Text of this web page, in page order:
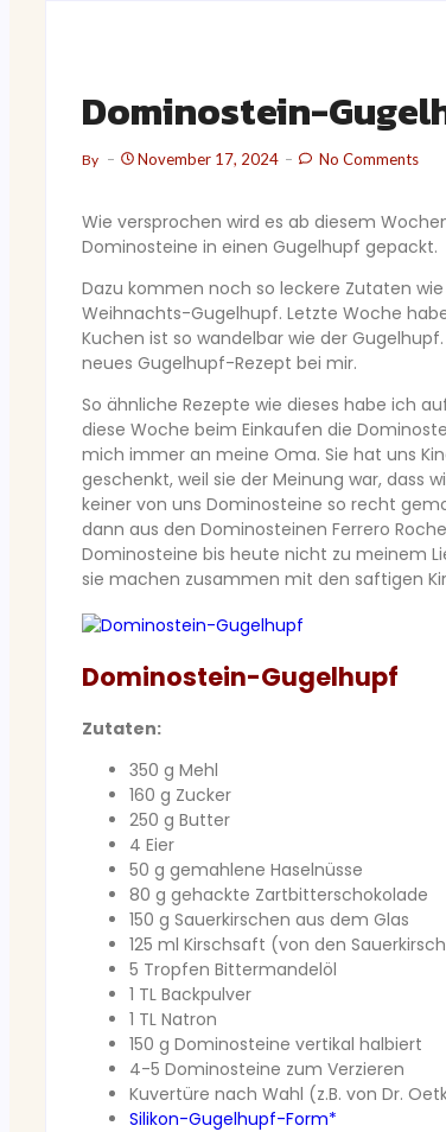
Dominostein-
By November 17, 2024 No Comments
Wie versprochen wird es ab diesem
Dominosteine in einen Gugelhupf gepackt.
Dazu kommen noch so leckere Zutaten
Weihnachts-Gugelhupf. Letzte Woche
Kuchen ist so wandelbar wie der
neues Gugelhupf-Rezept bei mir.
So ähnliche Rezepte wie dieses habe ich
diese Woche beim Einkaufen die
mich immer an meine Oma. Sie hat uns
geschenkt, weil sie der Meinung war, dass
keiner von uns Dominosteine so recht
dann aus den Dominosteinen Ferrero
Dominosteine bis heute nicht zu meinem
sie machen zusammen mit den saftigen
Dominostein-Gugelhupf
Zutaten:
350 g Mehl
160 g Zucker
250 g Butter
4 Eier
50 g gemahlene Haselnüsse
80 g gehackte Zartbitterschokolade
150 g Sauerkirschen aus dem Glas
125 ml Kirschsaft (von den
5 Tropfen Bittermandelöl
1 TL Backpulver
1 TL Natron
150 g Dominosteine vertikal halbiert
4-5 Dominosteine zum Verzieren
Kuvertüre nach Wahl (z.B. von Dr.
Silikon-Gugelhupf-Form*